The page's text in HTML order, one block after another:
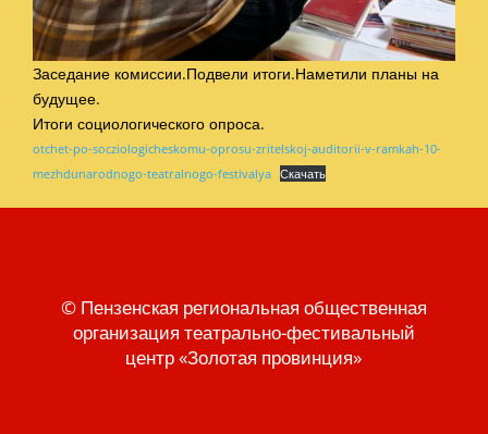
Заседание комиссии.Подвели итоги.Наметили планы на
будущее.
Итоги социологического опроса.
otchet-po-socziologicheskomu-oprosu-zritelskoj-auditorii-v-ramkah-10-
mezhdunarodnogo-teatralnogo-festivalya Скачать
© Пензенская региональная общественная
организация театрально-фестивальный
центр «Золотая провинция»